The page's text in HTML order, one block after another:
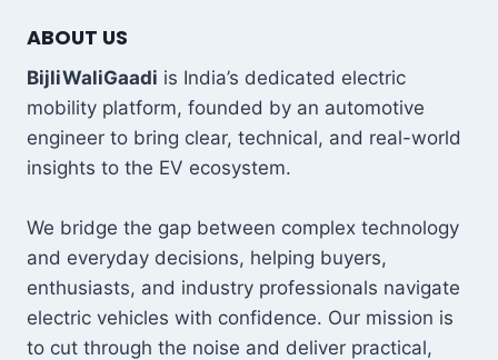
का
राजा!
कीमत,
बैटरी,
PM
E-
और
लोन
की
पूरी
सच्चाई
ABOUT US
BijliWaliGaadi is India’s dedicated electric
mobility platform, founded by an automotive
engineer to bring clear, technical, and real-world
insights to the EV ecosystem.
We bridge the gap between complex technology
and everyday decisions, helping buyers,
enthusiasts, and industry professionals navigate
electric vehicles with confidence. Our mission is
to cut through the noise and deliver practical,